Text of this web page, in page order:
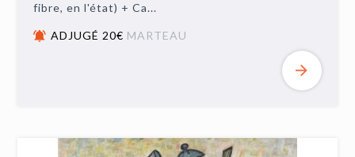
fibre, en l'état) + Ca...
ADJUGÉ 20€ MARTEAU